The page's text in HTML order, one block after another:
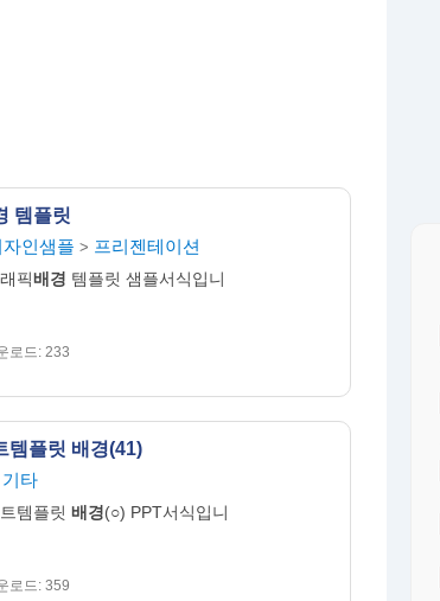
템플릿
자인샘플 > 프리젠테이션
픽배경 템플릿 샘플서식입니
로드: 233
템플릿 배경(41)
기타
템플릿 배경(○) PPT서식입니
로드: 359